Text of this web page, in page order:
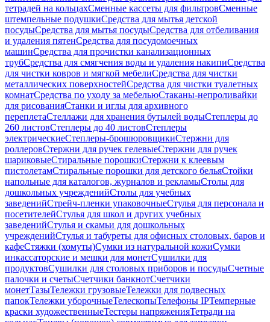
тетрадей на кольцахСменные кассеты для фильтровСменные
штемпельные подушкиСредства для мытья детской
посудыСредства для мытья посудыСредства для отбеливания
и удаления пятенСредства для посудомоечных
машинСредства для прочистки канализационных
трубСредства для смягчения воды и удаления накипиСредства
для чистки ковров и мягкой мебелиСредства для чистки
металлических поверхностейСредства для чистки туалетных
комнатСредства по уходу за мебельюСтаканы-непроливайки
для рисованияСтанки и иглы для архивного
переплетаСтеллажи для хранения бутылей водыСтеплеры до
260 листовСтеплеры до 40 листовСтеплеры
электрическиеСтеплеры-брошюровщикиСтержни для
роллеровСтержни для ручек гелевыеСтержни для ручек
шариковыеСтиральные порошкиСтержни к клеевым
пистолетамСтиральные порошки для детского бельяСтойки
напольные для каталогов, журналов и рекламыСтолы для
дошкольных учрежденийСтолы для учебных
заведенийСтрейч-пленки упаковочныеСтулья для персонала и
посетителейСтулья для школ и других учебных
заведенийСтулья и скамьи для дошкольных
учрежденийСтулья и табуреты для офисных столовых, баров и
кафеСтяжки (хомуты)Сумки из натуральной кожиСумки
инкассаторские и мешки для монетСушилки для
продуктовСушилки для столовых приборов и посудыСчетные
палочки и счетыСчетчики банкнотСчетчики
монетТазыТележки грузовыеТележки для подвесных
папокТележки уборочныеТелескопыТелефоны IPТемперные
краски художественныеТестеры напряженияТетради на